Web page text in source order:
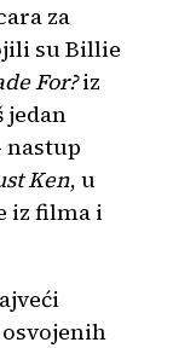
za
su Billie
For?iz
jedan
nastup
Ken, u
iz filma i
osvojenih